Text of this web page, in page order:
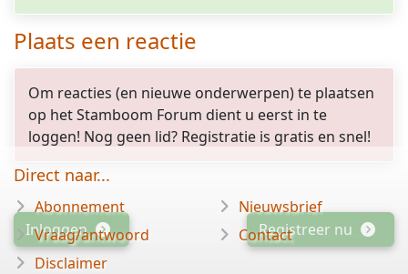
Plaats een reactie
Om reacties (en nieuwe onderwerpen) te plaatsen
op het Stamboom Forum dient u eerst in te
loggen! Nog geen lid? Registratie is gratis en snel!
Inloggen Registreer nu
Direct naar...
Abonnement
Vraag/antwoord
Disclaimer
Nieuwsbrief
Contact